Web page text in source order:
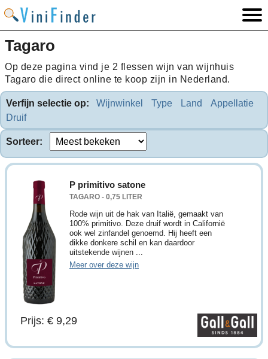
Tagaro
Op deze pagina vind je 2 flessen wijn van wijnhuis
Tagaro die direct online te koop zijn in Nederland.
Verfijn selectie op: Wijnwinkel Type Land
Appellatie
Druif
Sorteer:
P primitivo satone
TAGARO - 0,75 LITER
Rode wijn uit de hak van Italië, gemaakt van
100% primitivo. Deze druif wordt in Californië
ook wel zinfandel genoemd. Hij heeft een
dikke donkere schil en kan daardoor
uitstekende wijnen ...
Meer over deze wijn
Prijs: € 9,29